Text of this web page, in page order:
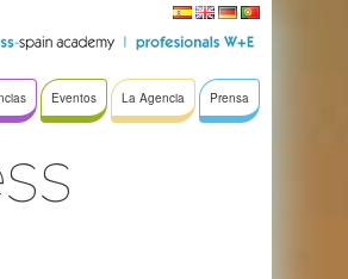
Eventos La Agencia Prensa